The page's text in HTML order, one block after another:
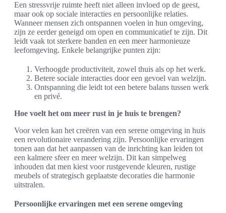
Een stressvrije ruimte heeft niet alleen invloed op de geest,
maar ook op sociale interacties en persoonlijke relaties.
Wanneer mensen zich ontspannen voelen in hun omgeving,
zijn ze eerder geneigd om open en communicatief te zijn. Dit
leidt vaak tot sterkere banden en een meer harmonieuze
leefomgeving. Enkele belangrijke punten zijn:
Verhoogde productiviteit, zowel thuis als op het werk.
Betere sociale interacties door een gevoel van welzijn.
Ontspanning die leidt tot een betere balans tussen werk
en privé.
Hoe voelt het om meer rust in je huis te brengen?
Voor velen kan het creëren van een serene omgeving in huis
een revolutionaire verandering zijn. Persoonlijke ervaringen
tonen aan dat het aanpassen van de inrichting kan leiden tot
een kalmere sfeer en meer welzijn. Dit kan simpelweg
inhouden dat men kiest voor rustgevende kleuren, rustige
meubels of strategisch geplaatste decoraties die harmonie
uitstralen.
Persoonlijke ervaringen met een serene omgeving